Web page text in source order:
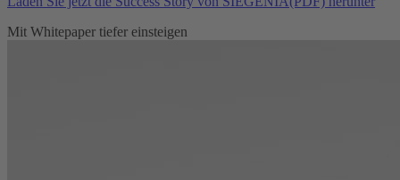
Mit Whitepaper tiefer einsteigen